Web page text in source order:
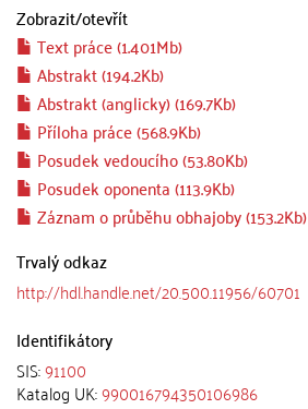
Zobrazit/otevřít
Text práce (1.401Mb)
Abstrakt (194.2Kb)
Abstrakt (anglicky) (169.7Kb)
Příloha práce (568.9Kb)
Posudek vedoucího (53.80Kb)
Posudek oponenta (113.9Kb)
Záznam o průběhu obhajoby (153.2Kb)
Trvalý odkaz
http://hdl.handle.net/20.500.11956/60701
Identifikátory
SIS:91100
Katalog UK:990016794350106986